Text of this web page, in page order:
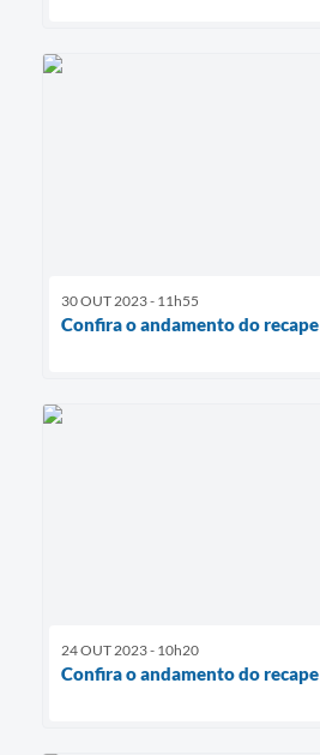
30 OUT 2023 - 11h55
Confira o andamento do recape
24 OUT 2023 - 10h20
Confira o andamento do recape